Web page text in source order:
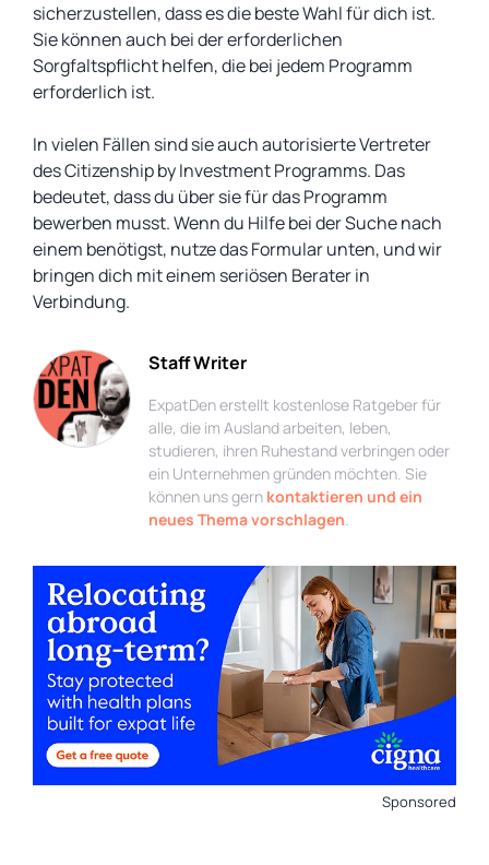
sicherzustellen, dass es die beste Wahl für dich ist.
Sie können auch bei der erforderlichen
Sorgfaltspflicht helfen, die bei jedem Programm
erforderlich ist.
In vielen Fällen sind sie auch autorisierte Vertreter
des Citizenship by Investment Programms. Das
bedeutet, dass du über sie für das Programm
bewerben musst. Wenn du Hilfe bei der Suche nach
einem benötigst, nutze das Formular unten, und wir
bringen dich mit einem seriösen Berater in
Verbindung.
Staff Writer
ExpatDen erstellt kostenlose Ratgeber für
alle, die im Ausland arbeiten, leben,
studieren, ihren Ruhestand verbringen oder
ein Unternehmen gründen möchten. Sie
können uns gern kontaktieren und ein
neues Thema vorschlagen.
Sponsored